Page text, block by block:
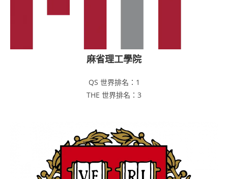
麻省理工學院
QS 世界排名：1
THE 世界排名：3